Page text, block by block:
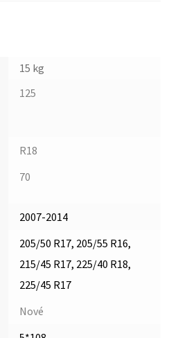
15 kg
125
R18
70
2007-2014
205/50 R17, 205/55 R16,
215/45 R17, 225/40 R18,
225/45 R17
Nové